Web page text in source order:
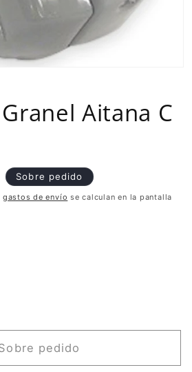
Aitana C
Sobre pedido
gastos de envío se calculan en la pantalla
pedido